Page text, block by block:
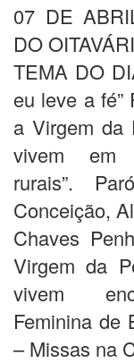
07 DE
DO
TEMA DO
eu leve a fé”
a Virgem da
vivem em
rurais”.
Conceição,
Chaves
Virgem da
vivem
Feminina de
– Missas na